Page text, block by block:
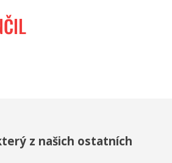
z našich ostatních